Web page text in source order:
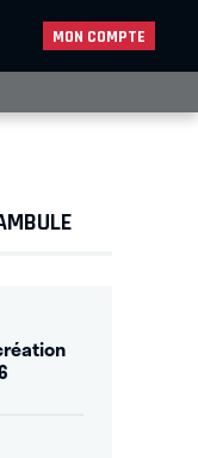
MON COMPTE